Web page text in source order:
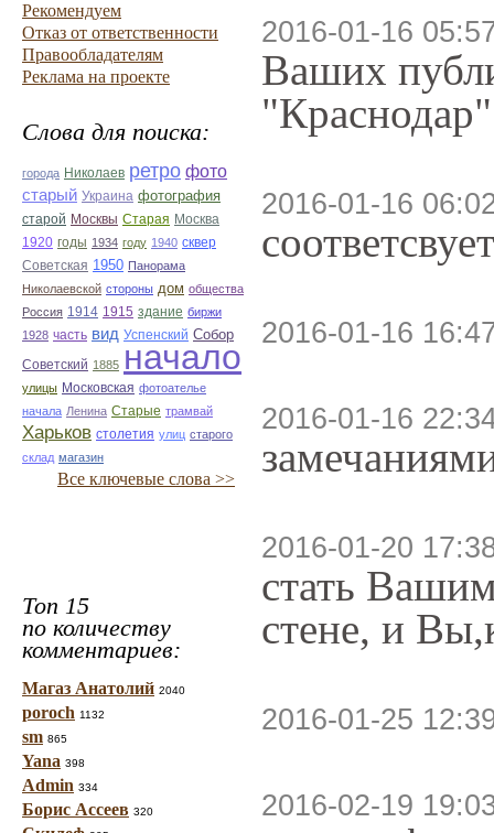
Рекомендуем
Отказ от ответственности
Правообладателям
Реклама на проекте
Слова для поиска:
города Николаев ретро фото
старый Украина фотография
старой Москвы Старая Москва
1920 годы 1934 году 1940 сквер
Советская 1950 Панорама
Николаевской стороны дом общества
Россия 1914 1915 здание биржи
1928 часть вид Успенский Собор
Советский 1885 начало
улицы Московская фотоателье
начала Ленина Старые трамвай
Харьков столетия улиц старого
склад магазин
Все ключевые слова >>
Топ 15
по количеству
комментариев:
Магаз Анатолий 2040
poroch 1132
sm 865
Yana 398
Admin 334
Борис Ассеев 320
2016-01-16
Ваших
"Краснодар"
2016-01-16
2016-01-16
2016-01-16
2016-01-20
стать
стене, и
2016-01-25
2016-02-19